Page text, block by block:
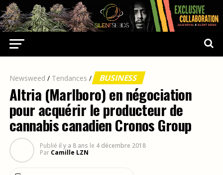
Newsweed / Tendances / BUSINESS
Altria (Marlboro) en négociation
pour acquérir le producteur de
cannabis canadien Cronos Group
Publié il y a 8 ans le 4 décembre 2018
Par Camille LZN